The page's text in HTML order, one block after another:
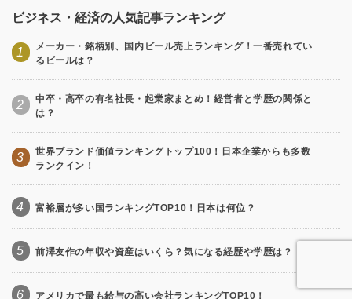
ビジネス・経済の人気記事ランキング
1
メーカー・銘柄別、国内ビール売上ランキング！一番売れてい
るビールは？
2
中卒・高卒の有名社長・起業家まとめ！経営者と学歴の関係と
は？
3
世界ブランド価値ランキングトップ100！日本企業からも多数
ランクイン！
4 富裕層が多い国ランキングTOP10！日本は何位？
5 前澤友作の年収や資産はいくら？気になる経歴や学歴は？
6 アメリカで最も給与の高い会社ランキングTOP10！